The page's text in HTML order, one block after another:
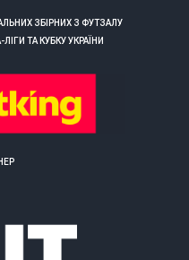
ЗБІРНИХ З ФУТЗАЛУ
ТА КУБКУ УКРАЇНИ